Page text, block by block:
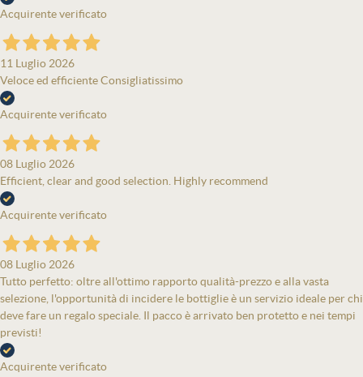
Acquirente verificato
11 Luglio 2026
Veloce ed efficiente Consigliatissimo
Acquirente verificato
08 Luglio 2026
Efficient, clear and good selection. Highly recommend
Acquirente verificato
08 Luglio 2026
Tutto perfetto: oltre all'ottimo rapporto qualità-prezzo e alla vasta
selezione, l'opportunità di incidere le bottiglie è un servizio ideale per chi
deve fare un regalo speciale. Il pacco è arrivato ben protetto e nei tempi
previsti!
Acquirente verificato